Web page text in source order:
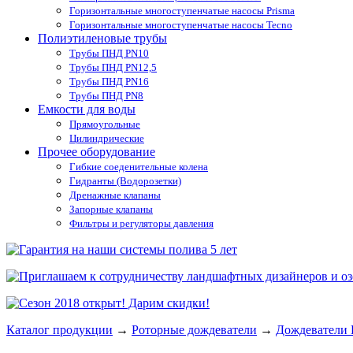
Горизонтальные многоступенчатые насосы Prisma
Горизонтальные многоступенчатые насосы Tecno
Полиэтиленовые трубы
Трубы ПНД PN10
Трубы ПНД PN12,5
Трубы ПНД PN16
Трубы ПНД PN8
Емкости для воды
Прямоугольные
Цилиндрические
Прочее оборудование
Гибкие соеденительные колена
Гидранты (Водорозетки)
Дренажные клапаны
Запорные клапаны
Фильтры и регуляторы давления
Каталог продукции → Роторные дождеватели → Дождеватели